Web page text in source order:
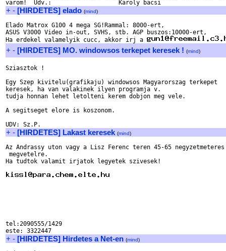
+ - [HIRDETES] elado (mind)
Elado Matrox G100 4 mega SG!Rammal: 8000-ert,
ASUS V3000 Video in-out, SVHS, stb. AGP buszos:10000-ert,
Ha erdekel valamelyik cucc, akkor irj a
+ - [HIRDETES] MO. windowsos terkepet keresek ! (mind)
Sziasztok !
Egy Szep kivitelu(grafikaju) windowsos Magyarorszag terkepet
keresek, ha van valakinek ilyen programja v.
tudja honnan lehet letolteni kerem dobjon meg vele.
A segitseget elore is koszonom.
+ - [HIRDETES] Lakast keresek (mind)
Az Andrassy uton vagy a Lisz Ferenc teren 45-65
megvetelre.
Ha tudtok valamit irjatok legyetek szivesek!
tel:2090555/1429
+ - [HIRDETES] Hirdetes a Net-en (mind)